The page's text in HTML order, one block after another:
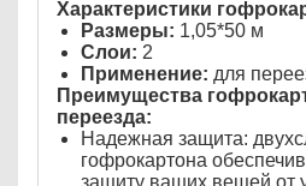
Характеристики
Размеры: 1,05*50 м
Слои: 2
Применение: для
Преимущества
переезда:
Надежная защита:
гофрокартона